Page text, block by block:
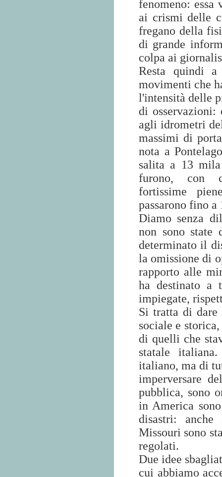
fenomeno:
ai crismi delle
fregano della
di grande
colpa ai
Resta quindi
movimenti che
l'intensità delle
di
agli idrometri
massimi di
nota a
salita a 13
furono, con
fortissime
passarono fino
Diamo senza
non sono state
determinato il
la omissione di
rapporto alle
ha destinato a
impiegate,
Si tratta di dare
sociale e
di quelli che
statale
italiano, ma di
imperversare
pubblica, sono
in America
disastri:
Missouri sono
regolati.
Due idee
cui abbiamo